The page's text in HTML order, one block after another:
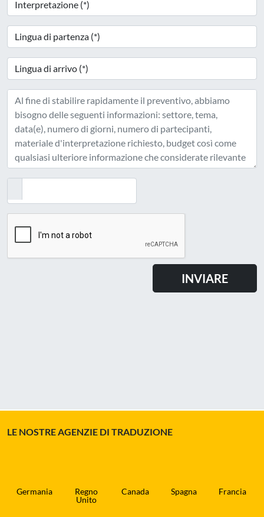
LE NOSTRE AGENZIE DI TRADUZIONE
Germania
Regno
Unito
Canada Spagna Francia